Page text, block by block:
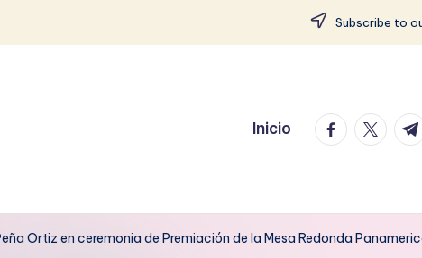
Subscribe to
Inicio facebook.com
Ortiz en ceremonia de Premiación de la Mesa Redonda